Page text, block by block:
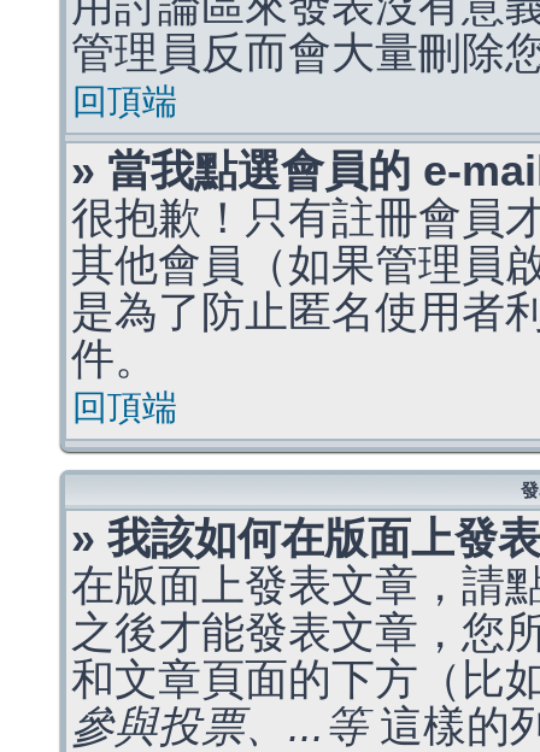
管理員反而會大量刪除
回頂端
» 當我點選會員的 e-
很抱歉！只有註冊會員
其他會員（如果管理員
是為了防止匿名使用者
件。
回頂端
» 我該如何在版面上發
在版面上發表文章，請
之後才能發表文章，您
和文章頁面的下方（比
參與投票、...等這樣的